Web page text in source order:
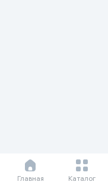
Главная Каталог